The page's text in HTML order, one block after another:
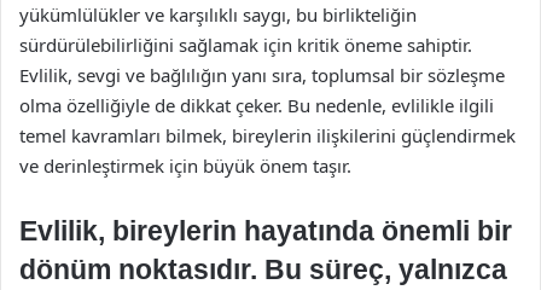
yükümlülükler ve karşılıklı saygı, bu birlikteliğin
sürdürülebilirliğini sağlamak için kritik öneme sahiptir.
Evlilik, sevgi ve bağlılığın yanı sıra, toplumsal bir sözleşme
olma özelliğiyle de dikkat çeker. Bu nedenle, evlilikle ilgili
temel kavramları bilmek, bireylerin ilişkilerini güçlendirmek
ve derinleştirmek için büyük önem taşır.
Evlilik, bireylerin hayatında önemli bir
dönüm noktasıdır. Bu süreç, yalnızca